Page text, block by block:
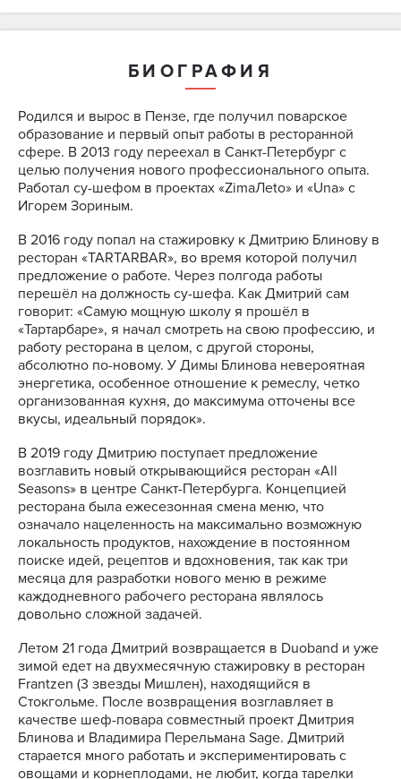
БИОГРАФИЯ
Родился и вырос в Пензе, где получил поварское
образование и первый опыт работы в ресторанной
сфере. В 2013 году переехал в Санкт-Петербург с
целью получения нового профессионального опыта.
Работал су-шефом в проектах «ZimaЛеto» и «Una» с
Игорем Зориным.
В 2016 году попал на стажировку к Дмитрию Блинову в
ресторан «TARTARBAR», во время которой получил
предложение о работе. Через полгода работы
перешёл на должность су-шефа. Как Дмитрий сам
говорит: «Самую мощную школу я прошёл в
«Тартарбаре», я начал смотреть на свою профессию, и
работу ресторана в целом, с другой стороны,
абсолютно по-новому. У Димы Блинова невероятная
энергетика, особенное отношение к ремеслу, четко
организованная кухня, до максимума отточены все
вкусы, идеальный порядок».
В 2019 году Дмитрию поступает предложение
возглавить новый открывающийся ресторан «All
Seasons» в центре Санкт-Петербурга. Концепцией
ресторана была ежесезонная смена меню, что
означало нацеленность на максимально возможную
локальность продуктов, нахождение в постоянном
поиске идей, рецептов и вдохновения, так как три
месяца для разработки нового меню в режиме
каждодневного рабочего ресторана являлось
довольно сложной задачей.
Летом 21 года Дмитрий возвращается в Duoband и уже
зимой едет на двухмесячную стажировку в ресторан
Frantzen (3 звезды Мишлен), находящийся в
Стокгольме. После возвращения возглавляет в
качестве шеф-повара совместный проект Дмитрия
Блинова и Владимира Перельмана Sage. Дмитрий
старается много работать и экспериментировать с
овощами и корнеплодами, не любит, когда тарелки